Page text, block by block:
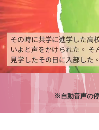
※自動音声の